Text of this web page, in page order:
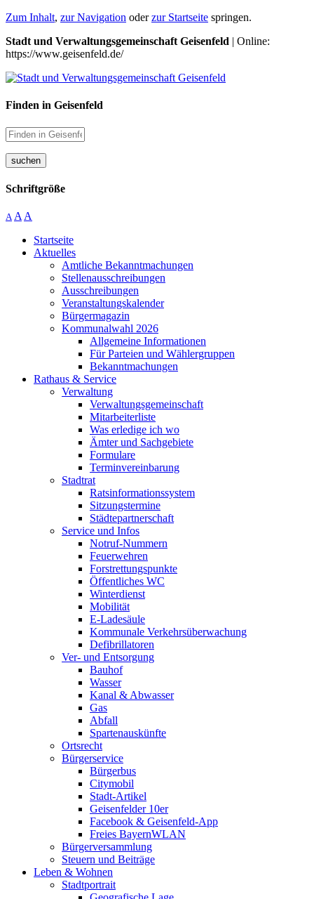
Zum Inhalt, zur Navigation oderzur Startseite springen.
Stadt und Verwaltungsgemeinschaft Geisenfeld | Online:
https://www.geisenfeld.de/
Finden in Geisenfeld
suchen
Schriftgröße
A A A
Startseite
Aktuelles
Amtliche Bekanntmachungen
Stellenausschreibungen
Ausschreibungen
Veranstaltungskalender
Bürgermagazin
Kommunalwahl 2026
Allgemeine Informationen
Für Parteien und Wählergruppen
Bekanntmachungen
Rathaus & Service
Verwaltung
Verwaltungsgemeinschaft
Mitarbeiterliste
Was erledige ich wo
Ämter und Sachgebiete
Formulare
Terminvereinbarung
Stadtrat
Ratsinformationssystem
Sitzungstermine
Städtepartnerschaft
Service und Infos
Notruf-Nummern
Feuerwehren
Forstrettungspunkte
Öffentliches WC
Winterdienst
Mobilität
E-Ladesäule
Kommunale Verkehrsüberwachung
Defibrillatoren
Ver- und Entsorgung
Bauhof
Wasser
Kanal & Abwasser
Gas
Abfall
Spartenauskünfte
Ortsrecht
Bürgerservice
Bürgerbus
Citymobil
Stadt-Artikel
Geisenfelder 10er
Facebook & Geisenfeld-App
Freies BayernWLAN
Bürgerversammlung
Steuern und Beiträge
Leben & Wohnen
Stadtportrait